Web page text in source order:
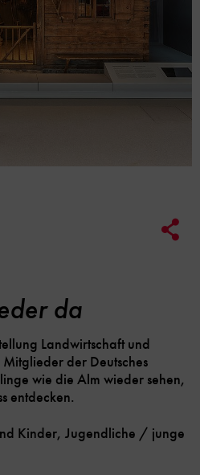
da
Landwirtschaft und
der Deutsches
wie die Alm wieder sehen,
entdecken.
Kinder, Jugendliche / junge